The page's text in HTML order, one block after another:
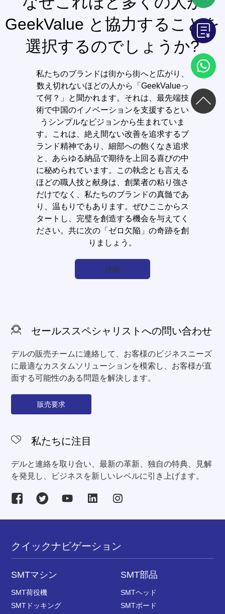
GeekValue と協力することを
選択するのでしょうか?
私たちのブランドは街から街へと広がり、
数え切れないほどの人から「GeekValueっ
て何？」と聞かれます。それは、最先端技
術で中国のイノベーションを支援するとい
うシンプルなビジョンから生まれていま
す。これは、絶え間ない改善を追求するブ
ランド精神であり、細部への飽くなき追求
と、あらゆる納品で期待を上回る喜びの中
に秘められています。この執念とも言える
ほどの職人技と献身は、創業者の粘り強さ
だけでなく、私たちのブランドの真髄であ
り、温もりでもあります。ぜひここからス
タートし、完璧を創造する機会を与えてく
ださい。共に次の「ゼロ欠陥」の奇跡を創
りましょう。
詳細
セールススペシャリストへの問い合わせ
デルの販売チームに連絡して、お客様のビジネスニーズ
に最適なカスタムソリューションを模索し、お客様が直
面する可能性のある問題を解決します。
販売要求
私たちに注目
デルと連絡を取り合い、最新の革新、独自の特典、見解
を発見し、ビジネスを新しいレベルに引き上げます。
クイックナビゲーション
SMTマシン
SMT荷役機
SMTドッキング
SMT部品
SMTヘッド
SMTボード